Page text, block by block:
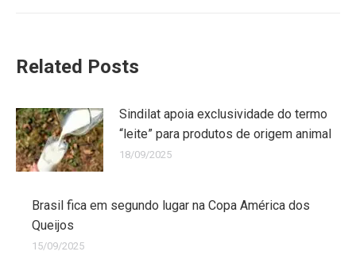
Related Posts
Sindilat apoia exclusividade do termo
“leite” para produtos de origem animal
18/09/2025
Brasil fica em segundo lugar na Copa América dos
Queijos
15/09/2025